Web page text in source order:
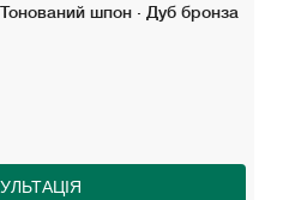
шпон · Дуб бронза